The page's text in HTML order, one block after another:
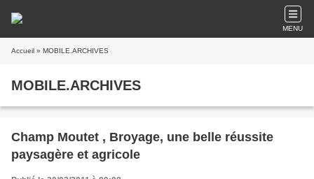
MENU
Accueil » MOBILE.ARCHIVES
MOBILE.ARCHIVES
Champ Moutet , Broyage, une belle réussite
paysagère et agricole